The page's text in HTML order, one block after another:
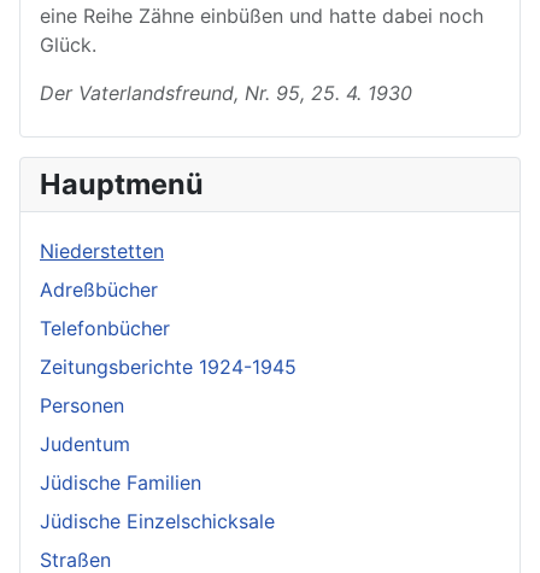
eine Reihe Zähne einbüßen und hatte dabei noch
Glück.
Der Vaterlandsfreund, Nr. 95, 25. 4. 1930
Hauptmenü
Niederstetten
Adreßbücher
Telefonbücher
Zeitungsberichte 1924-1945
Personen
Judentum
Jüdische Familien
Jüdische Einzelschicksale
Straßen